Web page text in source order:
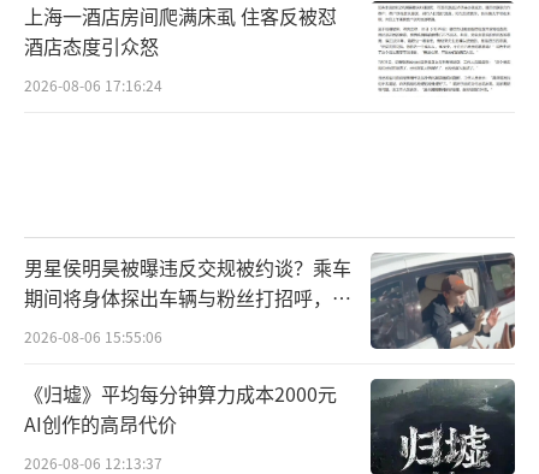
上海一酒店房间爬满床虱 住客反被怼
酒店态度引众怒
2026-08-06 17:16:24
男星侯明昊被曝违反交规被约谈？乘车
期间将身体探出车辆与粉丝打招呼，当
地交警回应
2026-08-06 15:55:06
《归墟》平均每分钟算力成本2000元
AI创作的高昂代价
2026-08-06 12:13:37